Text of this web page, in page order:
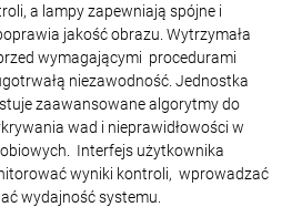
a lampy zapewniają spójne i
jakość obrazu. Wytrzymała
wymagającymi procedurami
niezawodność. Jednostka
zaawansowane algorytmy do
wad i nieprawidłowości w
Interfejs użytkownika
wyniki kontroli, wprowadzać
wydajność systemu.